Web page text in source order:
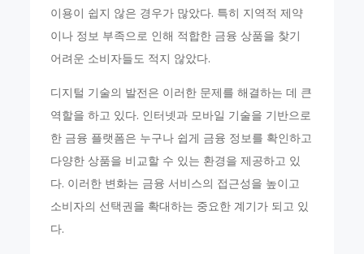
이용이 쉽지 않은 경우가 많았다. 특히 지역적 제약
이나 정보 부족으로 인해 적합한 금융 상품을 찾기
어려운 소비자들도 적지 않았다.
디지털 기술의 발전은 이러한 문제를 해결하는 데 큰
역할을 하고 있다. 인터넷과 모바일 기술을 기반으로
한 금융 플랫폼은 누구나 쉽게 금융 정보를 확인하고
다양한 상품을 비교할 수 있는 환경을 제공하고 있
다. 이러한 변화는 금융 서비스의 접근성을 높이고
소비자의 선택권을 확대하는 중요한 계기가 되고 있
다.